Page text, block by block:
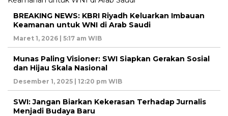
BREAKING NEWS: KBRI Riyadh Keluarkan Imbauan
Keamanan untuk WNI di Arab Saudi
Maret 1, 2026 | 5:17 am WIB
Munas Paling Visioner: SWI Siapkan Gerakan Sosial
dan Hijau Skala Nasional
Desember 1, 2025 | 12:20 pm WIB
SWI: Jangan Biarkan Kekerasan Terhadap Jurnalis
Menjadi Budaya Baru